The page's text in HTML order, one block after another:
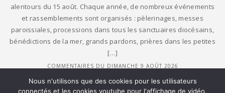
alentours du 15 août. Chaque année, de nombreux événements
et rassemblements sont organisés : pèlerinages, messes
paroissiales, processions dans tous les sanctuaires diocésains,
bénédictions de la mer, grands pardons, prières dans les petites
[…]
COMMENTAIRES DU DIMANCHE 9 AOÛT 2026
9 août 2026, 19e dimanche du Temps ordinaire, commentaires des
lectures bibliques, Marie-Noëlle Thabut, L'intelligence des
Nous n'utilisons que des cookies pour les utilisateurs
connectés et les cookies youtube pour l'affichage de vidéo.